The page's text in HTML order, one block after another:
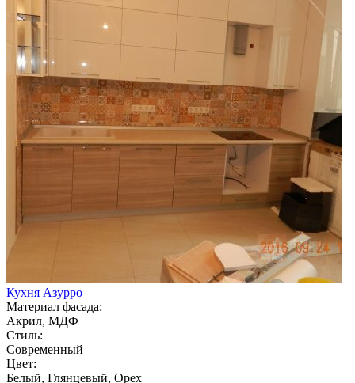
Кухня Азурро
Материал фасада:
Акрил, МДФ
Стиль:
Современный
Цвет:
Белый, Глянцевый, Орех